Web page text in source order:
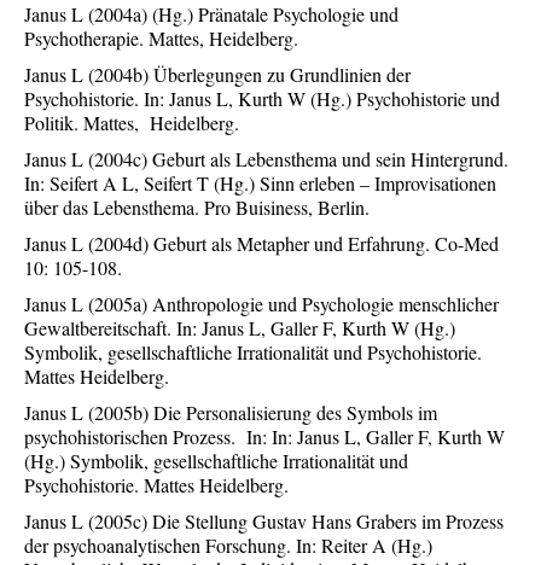
Janus L (2004a) (Hg.) Pränatale Psychologie und
Psychotherapie. Mattes, Heidelberg.
Janus L (2004b) Überlegungen zu Grundlinien der
Psychohistorie. In: Janus L, Kurth W (Hg.) Psychohistorie und
Politik. Mattes, Heidelberg.
Janus L (2004c) Geburt als Lebensthema und sein Hintergrund.
In: Seifert A L, Seifert T (Hg.) Sinn erleben – Improvisationen
über das Lebensthema. Pro Buisiness, Berlin.
Janus L (2004d) Geburt als Metapher und Erfahrung. Co-Med
10: 105-108.
Janus L (2005a) Anthropologie und Psychologie menschlicher
Gewaltbereitschaft. In: Janus L, Galler F, Kurth W (Hg.)
Symbolik, gesellschaftliche Irrationalität und Psychohistorie.
Mattes Heidelberg.
Janus L (2005b) Die Personalisierung des Symbols im
psychohistorischen Prozess. In: In: Janus L, Galler F, Kurth W
(Hg.) Symbolik, gesellschaftliche Irrationalität und
Psychohistorie. Mattes Heidelberg.
Janus L (2005c) Die Stellung Gustav Hans Grabers im Prozess
der psychoanalytischen Forschung. In: Reiter A (Hg.)